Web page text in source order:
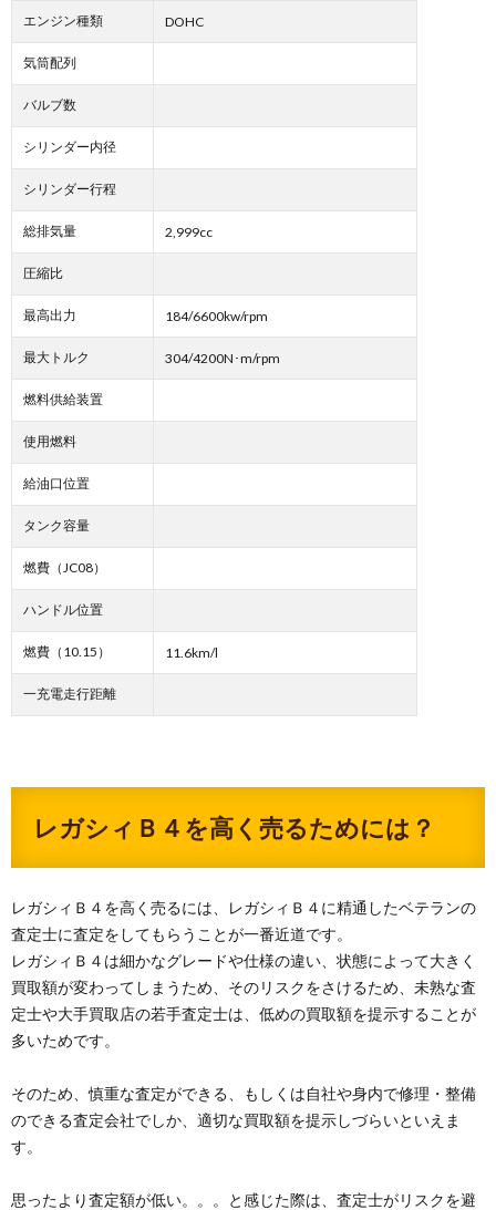
エンジン種類 DOHC
気筒配列
バルブ数
シリンダー内径
シリンダー行程
総排気量 2,999cc
圧縮比
最高出力 184/6600kw/rpm
最大トルク 304/4200N･m/rpm
燃料供給装置
使用燃料
給油口位置
タンク容量
燃費（JC08）
ハンドル位置
燃費（10.15） 11.6km/l
一充電走行距離
レガシィＢ４を高く売るためには？
レガシィＢ４を高く売るには、レガシィＢ４に精通したベテランの
査定士に査定をしてもらうことが一番近道です。
レガシィＢ４は細かなグレードや仕様の違い、状態によって大きく
買取額が変わってしまうため、そのリスクをさけるため、未熟な査
定士や大手買取店の若手査定士は、低めの買取額を提示することが
多いためです。
そのため、慎重な査定ができる、もしくは自社や身内で修理・整備
のできる査定会社でしか、適切な買取額を提示しづらいといえま
す。
思ったより査定額が低い。。。と感じた際は、査定士がリスクを避